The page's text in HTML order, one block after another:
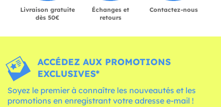
Livraison gratuite
dès 50€
Échanges et
retours
Contactez-nous
ACCÉDEZ AUX PROMOTIONS
EXCLUSIVES*
Soyez le premier à connaître les nouveautés et les
promotions en enregistrant votre adresse e-mail !